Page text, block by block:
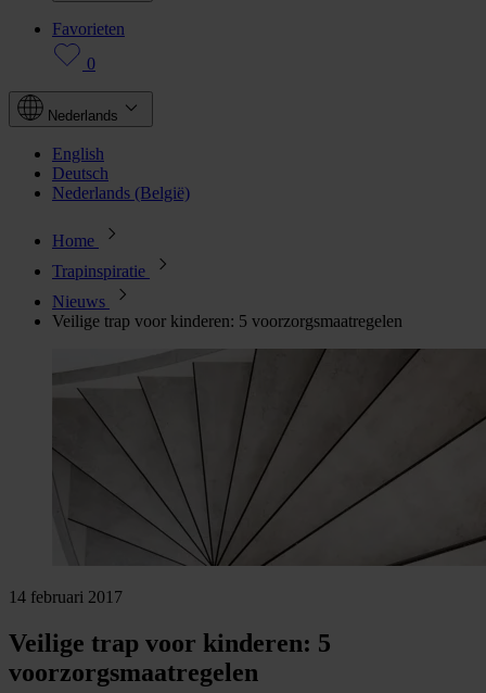
Favorieten
0
Nederlands
English
Deutsch
Nederlands (België)
Home
Trapinspiratie
Nieuws
Veilige trap voor kinderen: 5 voorzorgsmaatregelen
14 februari 2017
Veilige trap voor kinderen: 5
voorzorgsmaatregelen